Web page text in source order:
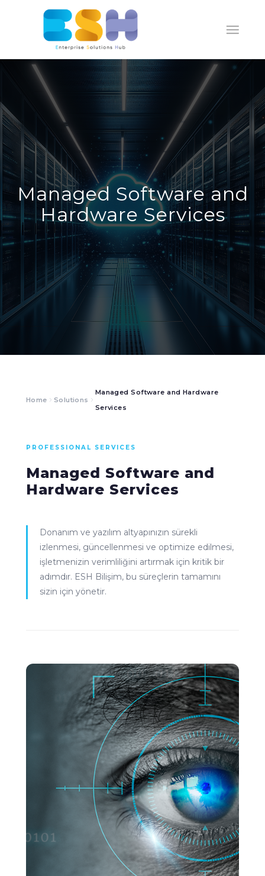
Managed Software and
Hardware Services
Home Solutions
Managed Software and Hardware
Services
PROFESSIONAL SERVICES
Managed Software and
Hardware Services
Donanım ve yazılım altyapınızın sürekli
izlenmesi, güncellenmesi ve optimize edilmesi,
işletmenizin verimliliğini artırmak için kritik bir
adımdır. ESH Bilişim, bu süreçlerin tamamını
sizin için yönetir.